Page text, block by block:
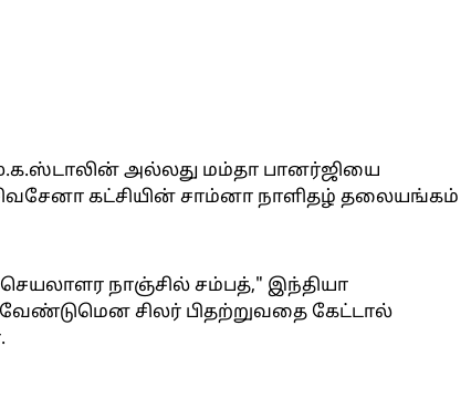
அல்லது மம்தா பானர்ஜியை
கட்சியின் சாம்னா நாளிதழ் தலையங்கம்
செயலாளர நாஞ்சில் சம்பத்," இந்தியா
சிலர் பிதற்றுவதை கேட்டால்